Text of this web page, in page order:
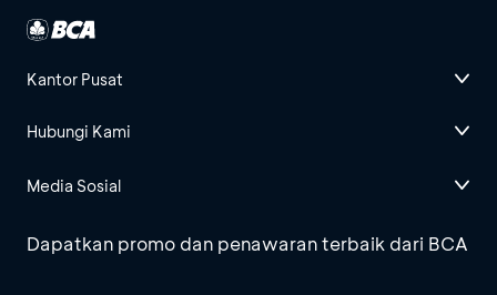
Kantor Pusat
Hubungi Kami
Media Sosial
Dapatkan promo dan penawaran terbaik dari BCA